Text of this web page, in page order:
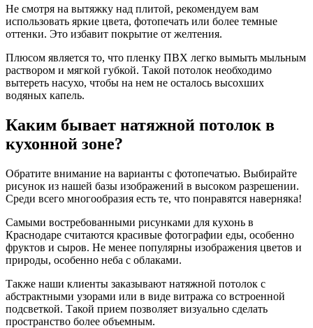
Не смотря на вытяжку над плитой, рекомендуем вам
использовать яркие цвета, фотопечать или более темные
оттенки. Это избавит покрытие от желтения.
Плюсом является то, что пленку ПВХ легко вымыть мыльным
раствором и мягкой губкой. Такой потолок необходимо
вытереть насухо, чтобы на нем не осталось высохших
водяных капель.
Каким бывает натяжной потолок в
кухонной зоне?
Обратите внимание на варианты с фотопечатью. Выбирайте
рисунок из нашей базы изображений в высоком разрешении.
Среди всего многообразия есть те, что понравятся наверняка!
Самыми востребованными рисунками для кухонь в
Краснодаре считаются красивые фотографии еды, особенно
фруктов и сыров. Не менее популярны изображения цветов и
природы, особенно неба с облаками.
Также наши клиенты заказывают натяжной потолок с
абстрактными узорами или в виде витража со встроенной
подсветкой. Такой прием позволяет визуально сделать
пространство более объемным.